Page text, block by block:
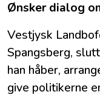
Ønsker dialog
Vestjysk
Spangsberg,
han håber,
give politikerne